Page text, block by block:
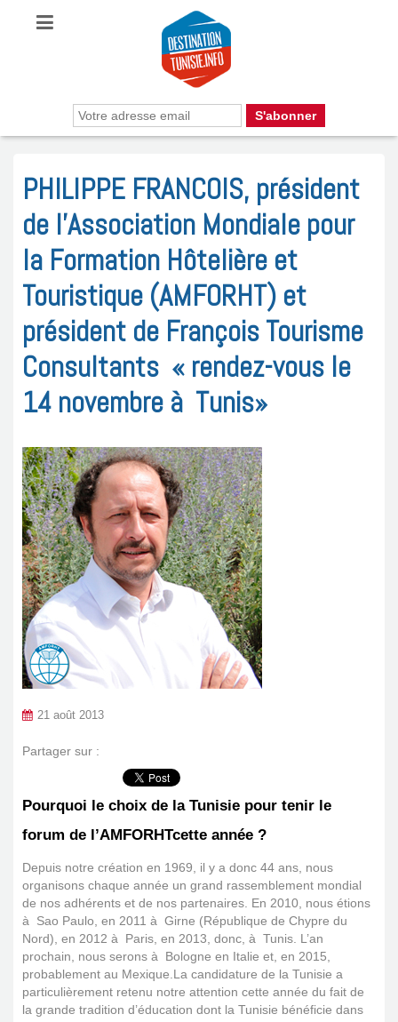
PHILIPPE FRANCOIS, président
de l’Association Mondiale pour
la Formation Hôtelière et
Touristique (AMFORHT) et
président de François Tourisme
Consultants « rendez-vous le
14 novembre à Tunis»
21 août 2013
Partager sur :
Pourquoi le choix de la Tunisie pour tenir le
forum de l’AMFORHTcette année ?
Depuis notre création en 1969, il y a donc 44 ans, nous
organisons chaque année un grand rassemblement mondial
de nos adhérents et de nos partenaires. En 2010, nous étions
à Sao Paulo, en 2011 à Girne (République de Chypre du
Nord), en 2012 à Paris, en 2013, donc, à Tunis. L’an
prochain, nous serons à Bologne en Italie et, en 2015,
probablement au Mexique.La candidature de la Tunisie a
particulièrement retenu notre attention cette année du fait de
la grande tradition d’éducation dont la Tunisie bénéficie dans